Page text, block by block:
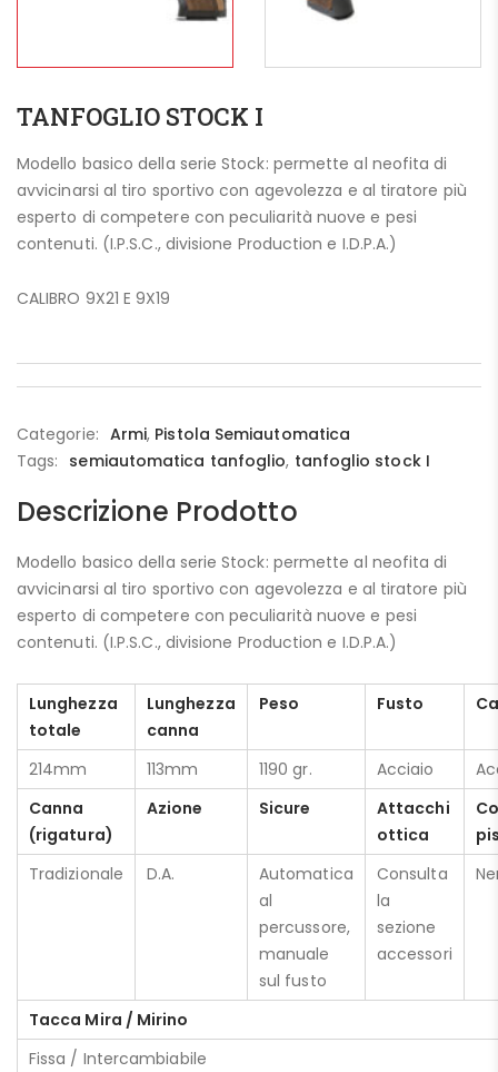
TANFOGLIO STOCK I
Modello basico della serie Stock: permette al neofita di
avvicinarsi al tiro sportivo con agevolezza e al tiratore più
esperto di competere con peculiarità nuove e pesi
contenuti. (I.P.S.C., divisione Production e I.D.P.A.)
CALIBRO 9X21 E 9X19
Categorie: Armi, Pistola Semiautomatica
Tags: semiautomatica tanfoglio, tanfoglio stock I
Descrizione Prodotto
Modello basico della serie Stock: permette al neofita di
avvicinarsi al tiro sportivo con agevolezza e al tiratore più
esperto di competere con peculiarità nuove e pesi
contenuti. (I.P.S.C., divisione Production e I.D.P.A.)
Lunghezza
totale
Lunghezza
canna
Peso Fusto
214mm 113mm 1190 gr. Acciaio
Canna
(rigatura)
Azione Sicure
Attacchi
ottica
Tradizionale
D.A.
Automatica
al
percussore,
manuale
sul fusto
Consulta
la
sezione
accessori
Tacca Mira / Mirino
Fissa / Intercambiabile